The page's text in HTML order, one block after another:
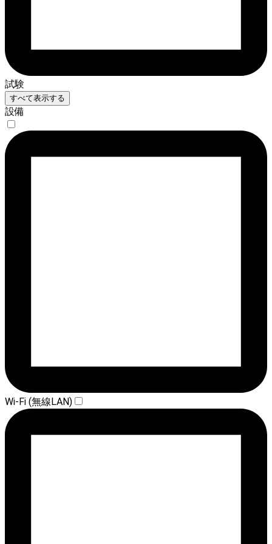
試験
すべて表示する
設備
Wi-Fi (無線LAN)